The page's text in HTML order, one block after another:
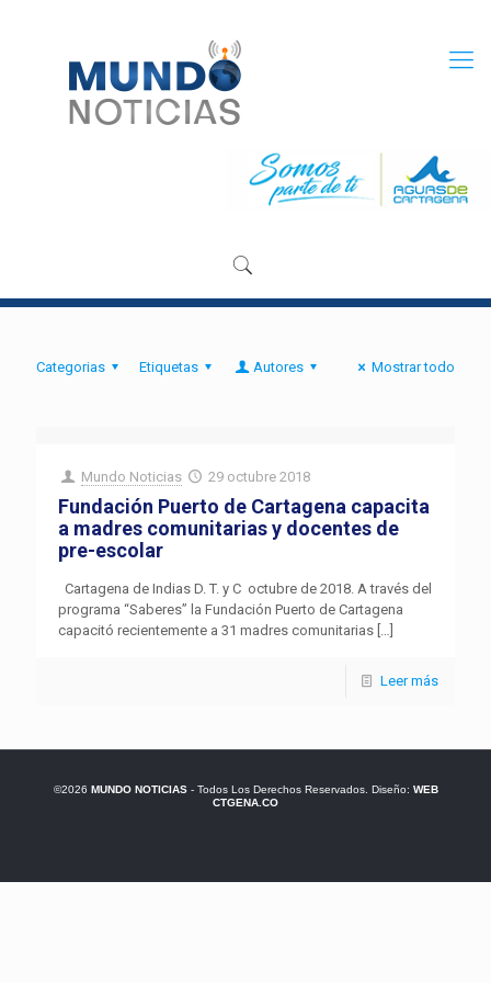
Categorias Etiquetas Autores Mostrar todo
Mundo Noticias 29 octubre 2018
Fundación Puerto de Cartagena capacita
a madres comunitarias y docentes de
pre-escolar
Cartagena de Indias D. T. y C octubre de 2018. A través del
programa “Saberes” la Fundación Puerto de Cartagena
capacitó recientemente a 31 madres comunitarias […]
Leer más
©2026 MUNDO NOTICIAS- Todos Los Derechos Reservados. Diseño: WEB
CTGENA.CO